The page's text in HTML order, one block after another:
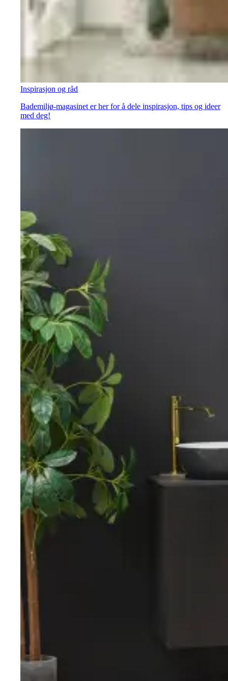
Inspirasjon og råd
Bademiljø-magasinet er her for å dele inspirasjon, tips og ideer
med deg!